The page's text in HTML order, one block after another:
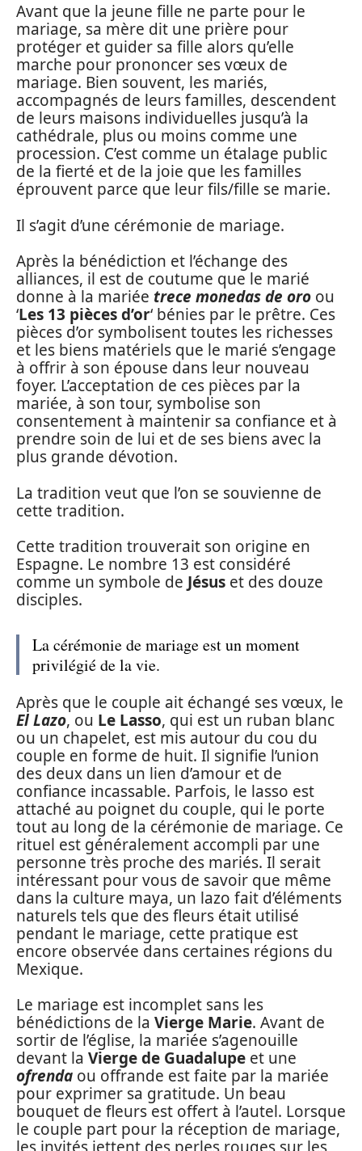
Avant que la jeune fille ne parte pour le
mariage, sa mère dit une prière pour
protéger et guider sa fille alors qu’elle
marche pour prononcer ses vœux de
mariage. Bien souvent, les mariés,
accompagnés de leurs familles, descendent
de leurs maisons individuelles jusqu’à la
cathédrale, plus ou moins comme une
procession. C’est comme un étalage public
de la fierté et de la joie que les familles
éprouvent parce que leur fils/fille se marie.
Il s’agit d’une cérémonie de mariage.
Après la bénédiction et l’échange des
alliances, il est de coutume que le marié
donne à la mariée trece monedas de oro ou
‘Les 13 pièces d’or‘ bénies par le prêtre. Ces
pièces d’or symbolisent toutes les richesses
et les biens matériels que le marié s’engage
à offrir à son épouse dans leur nouveau
foyer. L’acceptation de ces pièces par la
mariée, à son tour, symbolise son
consentement à maintenir sa confiance et à
prendre soin de lui et de ses biens avec la
plus grande dévotion.
La tradition veut que l’on se souvienne de
cette tradition.
Cette tradition trouverait son origine en
Espagne. Le nombre 13 est considéré
comme un symbole de Jésus et des douze
disciples.
La cérémonie de mariage est un moment
privilégié de la vie.
Après que le couple ait échangé ses vœux, le
El Lazo, ou Le Lasso, qui est un ruban blanc
ou un chapelet, est mis autour du cou du
couple en forme de huit. Il signifie l’union
des deux dans un lien d’amour et de
confiance incassable. Parfois, le lasso est
attaché au poignet du couple, qui le porte
tout au long de la cérémonie de mariage. Ce
rituel est généralement accompli par une
personne très proche des mariés. Il serait
intéressant pour vous de savoir que même
dans la culture maya, un lazo fait d’éléments
naturels tels que des fleurs était utilisé
pendant le mariage, cette pratique est
encore observée dans certaines régions du
Mexique.
Le mariage est incomplet sans les
bénédictions de la Vierge Marie. Avant de
sortir de l’église, la mariée s’agenouille
devant la Vierge de Guadalupe et une
ofrenda ou offrande est faite par la mariée
pour exprimer sa gratitude. Un beau
bouquet de fleurs est offert à l’autel. Lorsque
le couple part pour la réception de mariage,